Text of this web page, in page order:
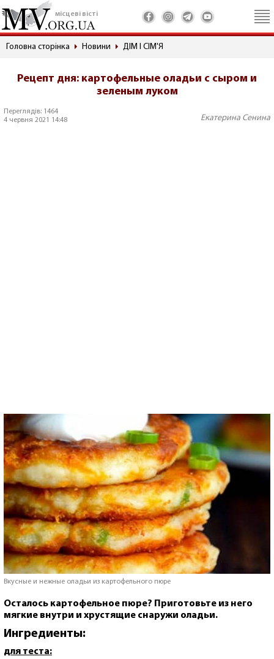
місцеві вісті
Головна сторінка Новини ДІМ І СІМ'Я
Рецепт дня: картофельные оладьи с сыром и
зеленым луком
Переглядів: 1464
4 червня 2021 14:48
Екатерина Сенина
Вкусные и нежные оладьи из картофельного пюре
Осталось картофельное пюре? Приготовьте из него
мягкие внутри и хрустящие снаружи оладьи.
Ингредиенты:
для теста: